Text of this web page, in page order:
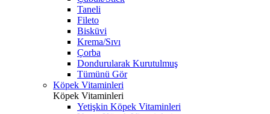
Taneli
Fileto
Bisküvi
Krema/Sıvı
Çorba
Dondurularak Kurutulmuş
Tümünü Gör
Köpek Vitaminleri
Köpek Vitaminleri
Yetişkin Köpek Vitaminleri